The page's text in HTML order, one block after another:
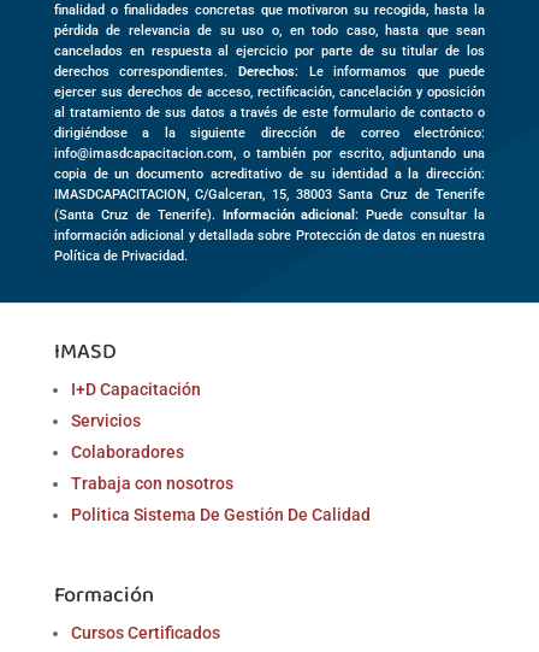
finalidad o finalidades concretas que motivaron su recogida, hasta la
pérdida de relevancia de su uso o, en todo caso, hasta que sean
cancelados en respuesta al ejercicio por parte de su titular de los
derechos correspondientes. Derechos: Le informamos que puede
ejercer sus derechos de acceso, rectificación, cancelación y oposición
al tratamiento de sus datos a través de este formulario de contacto o
dirigiéndose a la siguiente dirección de correo electrónico:
info@imasdcapacitacion.com, o también por escrito, adjuntando una
copia de un documento acreditativo de su identidad a la dirección:
IMASDCAPACITACION,C/Galceran, 15, 38003Santa Cruz de Tenerife
(Santa Cruz de Tenerife).Información adicional: Puede consultar la
información adicional y detallada sobre Protección de datos en nuestra
Política de Privacidad.
IMASD
I+D Capacitación
Servicios
Colaboradores
Trabaja con nosotros
Politica Sistema De Gestión De Calidad
Formación
Cursos Certificados